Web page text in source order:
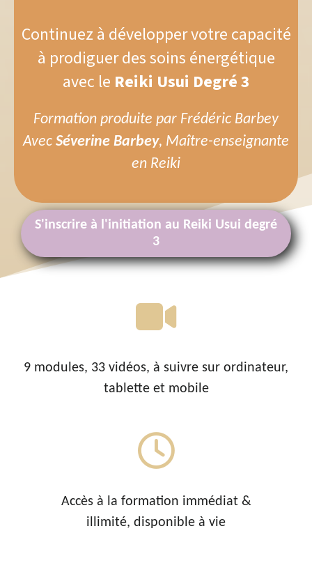
Continuez à développer votre capacité
à prodiguer des soins énergétique
avec le Reiki Usui Degré 3
Formation produite par Frédéric Barbey
Avec Séverine Barbey, Maître-enseignante
en Reiki
S'inscrire à l'initiation au Reiki Usui degré
3
9 modules, 33 vidéos, à suivre sur ordinateur,
tablette et mobile
Accès à la formation immédiat &
illimité, disponible à vie